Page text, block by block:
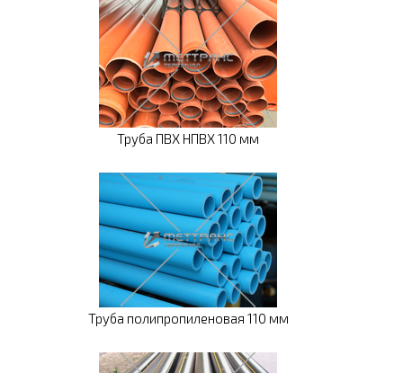
Труба ПВХ НПВХ 110 мм
Труба полипропиленовая 110 мм